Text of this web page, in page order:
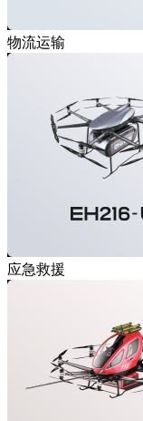
物流运输
应急救援